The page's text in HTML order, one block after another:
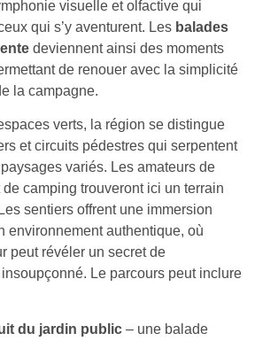
visuelle et olfactive qui
qui s’y aventurent. Les balades
deviennent ainsi des moments
de renouer avec la simplicité
la campagne.
verts, la région se distingue
et circuits pédestres qui serpentent
variés. Les amateurs de
camping trouveront ici un terrain
sentiers offrent une immersion
environnement authentique, où
peut révéler un secret de
Le parcours peut inclure
du jardin public – une balade